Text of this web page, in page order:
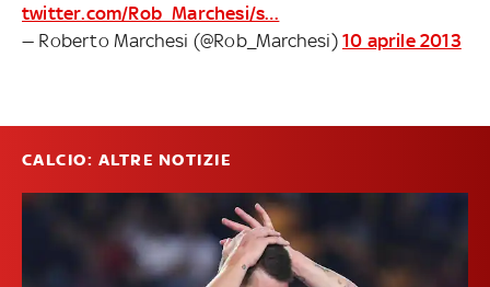
twitter.com/Rob_Marchesi/s…
— Roberto Marchesi (@Rob_Marchesi) 10 aprile 2013
CALCIO: ALTRE NOTIZIE